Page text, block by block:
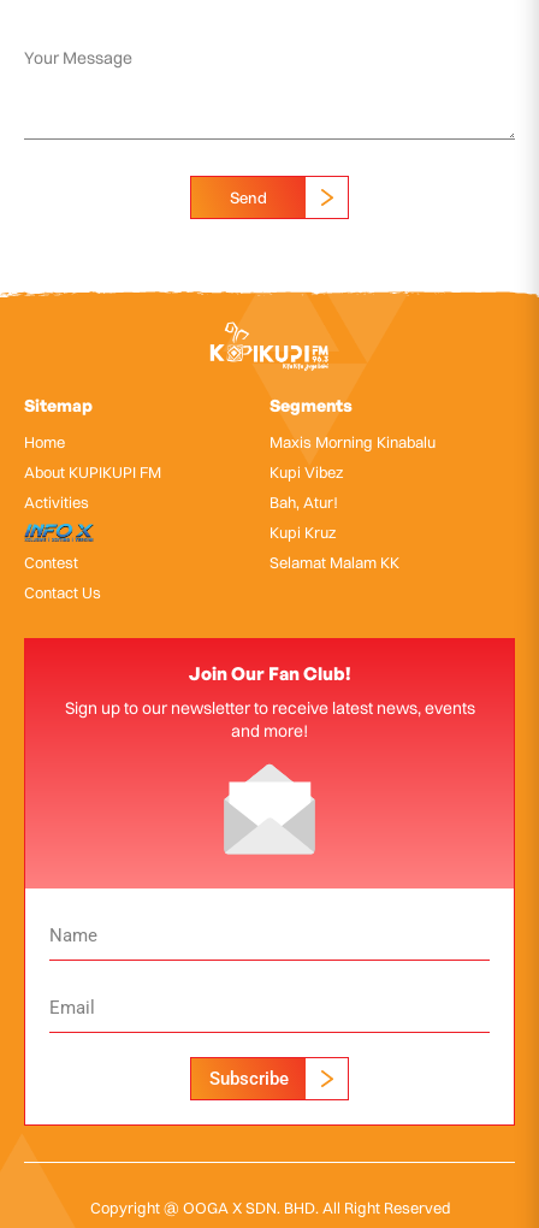
Send
Sitemap
Home
About KUPIKUPI FM
Activities
InfoX
Contest
Contact Us
Segments
Maxis Morning Kinabalu
Kupi Vibez
Bah, Atur!
Kupi Kruz
Selamat Malam KK
Join Our Fan Club!
Sign up to our newsletter to receive latest news, events
and more!
Subscribe
Copyright @ OOGA X SDN. BHD. All Right Reserved